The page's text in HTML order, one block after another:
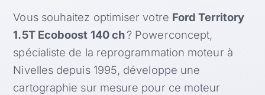
Vous souhaitez optimiser votre Ford Territory
1.5T Ecoboost 140 ch? Powerconcept,
spécialiste de la reprogrammation moteur à
Nivelles depuis 1995, développe une
cartographie sur mesure pour ce moteur